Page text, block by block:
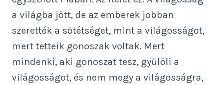
a világba jött, de az emberek jobban
szerették a sötétséget, mint a világosságot,
mert tetteik gonoszak voltak. Mert
mindenki, aki gonoszat tesz, gyűlöli a
világosságot, és nem megy a világosságra,